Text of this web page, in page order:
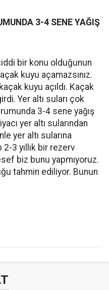
3-4 SENE YAĞIŞ
bir konu olduğunun
kuyu açamazsınız.
kuyu açıldı. Kaçak
Yer altı suları çok
3-4 sene yağış
yer altı sularından
yer altı sularına
3 yıllık bir rezerv
biz bunu yapmıyoruz.
tahmin ediliyor. Bunun